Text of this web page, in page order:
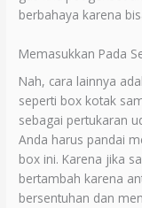
berbahaya karena
Memasukkan Pada
Nah, cara lainnya
seperti box kotak
sebagai pertukaran
Anda harus pandai
box ini. Karena jika
bertambah karena
bersentuhan dan